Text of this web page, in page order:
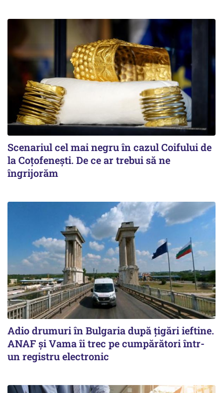
Scenariul cel mai negru în cazul Coifului de
la Coțofenești. De ce ar trebui să ne
îngrijorăm
Adio drumuri în Bulgaria după țigări ieftine.
ANAF și Vama îi trec pe cumpărători într-
un registru electronic